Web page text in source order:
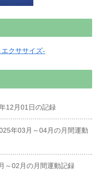
クササイズ-
12月01日の記録
年03月～04月の月間運動
～02月の月間運動記録